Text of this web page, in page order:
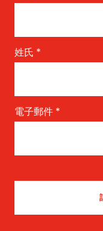
姓氏 *
電子郵件 *